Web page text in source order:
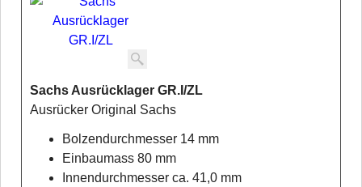
Sachs Ausrücklager GR.I/ZL
Ausrücker Original Sachs
Bolzendurchmesser 14 mm
Einbaumass 80 mm
Innendurchmesser ca. 41,0 mm